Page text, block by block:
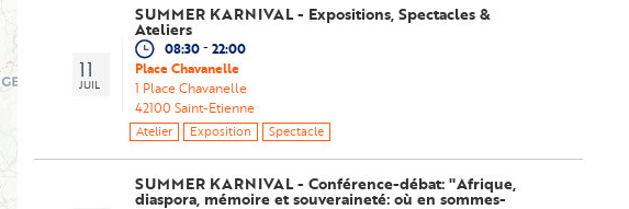
11
JUIL
SUMMER KARNIVAL - Expositions, Spectacles &
Ateliers
08:30- 22:00
Place Chavanelle
1 Place Chavanelle
42100 Saint-Etienne
Atelier Exposition Spectacle
SUMMER KARNIVAL - Conférence-débat: "Afrique,
diaspora, mémoire et souveraineté: où en sommes-